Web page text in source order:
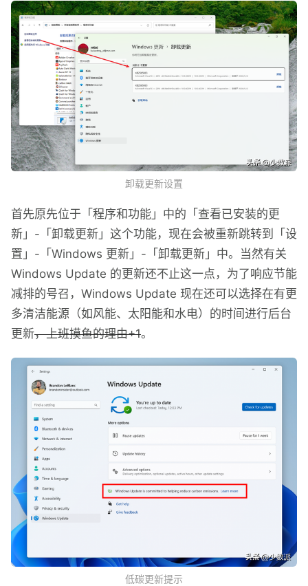
卸载更新设置
首先原先位于「程序和功能」中的「查看已安装的更
新」-「卸载更新」这个功能，现在会被重新跳转到「设
置」-「Windows 更新」-「卸载更新」中。当然有关
Windows Update 的更新还不止这一点，为了响应节能
减排的号召，Windows Update 现在还可以选择在有更
多清洁能源（如风能、太阳能和水电）的时间进行后台
更新，上班摸鱼的理由+1。
低碳更新提示